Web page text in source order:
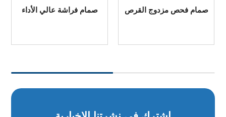
صمامات إبرية من الفولاذ
صمام تحكم هوائي صغير